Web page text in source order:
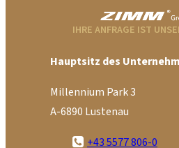
IHRE ANFRAGE IST
Hauptsitz des
Millennium Park 3
A-6890 Lustenau
+43 5577 806-0